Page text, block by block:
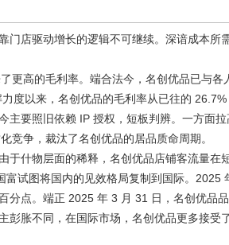
门店驱动增长的逻辑不可继续。深谙成本
更高的毛利率。端合法今，名创优品已与
度以来，名创优品的毛利率从已往的
主要照旧依赖 IP 授权，短板判辨。一方面
竞争，裁汰了名创优品的居品质命周期。
于什物层面的稀释，名创优品店铺客流量
富试图将国内的见效格局复制到国际。
分点。端正 2025 年 3 月 31 日，名创优品
彭胀不同，在国际市场，名创优品更多接